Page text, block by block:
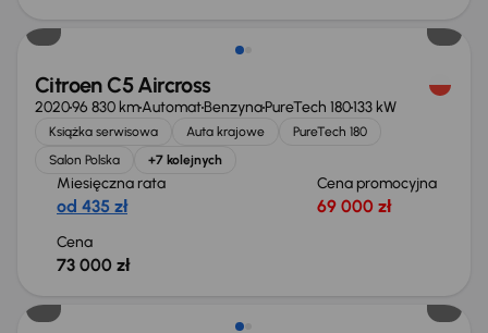
Citroen C5 Aircross
202096 830 kmAutomatBenzynaPureTech 180133 kW
Książka serwisowa Auta krajowe
PureTech 180
Salon Polska
+7 kolejnych
Miesięczna rata
od 435 zł
Cena promocyjna
69 000 zł
Cena
73 000 zł